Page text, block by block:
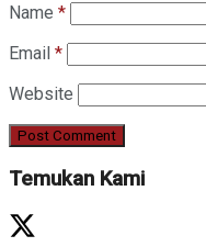
Name *
Email *
Website
Temukan Kami